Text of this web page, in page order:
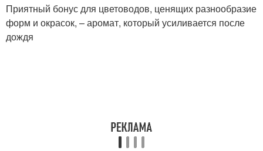
Приятный бонус для цветоводов, ценящих разнообразие
форм и окрасок, – аромат, который усиливается после
дождя